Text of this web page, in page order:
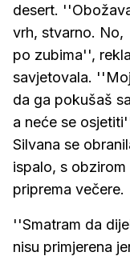
desert.
vrh, stvarno. No,
po zubima'',
savjetovala.
da ga pokušaš
a neće se
Silvana se
ispalo, s
priprema večere.
''Smatram da
nisu primjerena